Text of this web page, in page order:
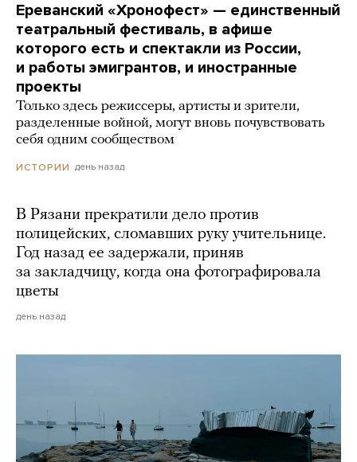
Ереванский «Хронофест» — единственный
театральный фестиваль, в афише
которого есть и спектакли из России,
и работы эмигрантов, и иностранные
проекты
Только здесь режиссеры, артисты и зрители,
разделенные войной, могут вновь почувствовать
себя одним сообществом
ИСТОРИИ день назад
В Рязани прекратили дело против
полицейских, сломавших руку учительнице.
Год назад ее задержали, приняв
за закладчицу, когда она фотографировала
цветы
день назад